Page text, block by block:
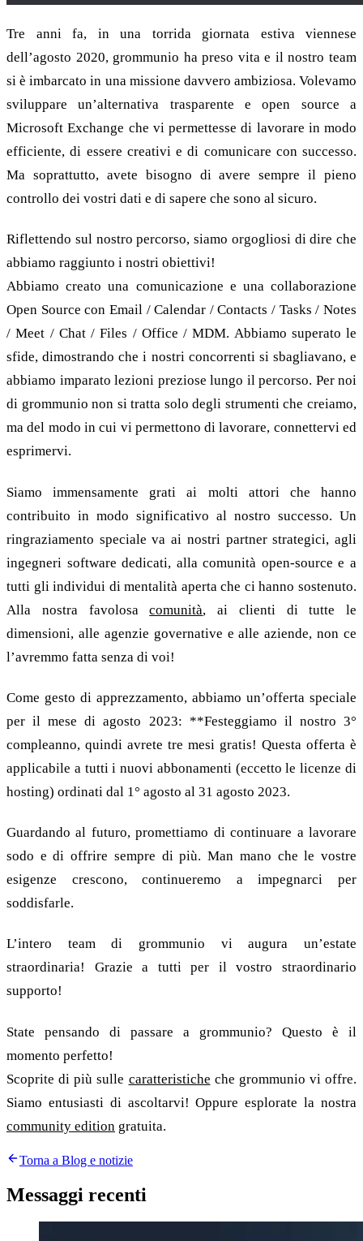
Tre anni fa, in una torrida giornata estiva viennese
dell’agosto 2020, grommunio ha preso vita e il nostro team
si è imbarcato in una missione davvero ambiziosa. Volevamo
sviluppare un’alternativa trasparente e open source a
Microsoft Exchange che vi permettesse di lavorare in modo
efficiente, di essere creativi e di comunicare con successo.
Ma soprattutto, avete bisogno di avere sempre il pieno
controllo dei vostri dati e di sapere che sono al sicuro.
Riflettendo sul nostro percorso, siamo orgogliosi di dire che
abbiamo raggiunto i nostri obiettivi!
Abbiamo creato una comunicazione e una collaborazione
Open Source con Email / Calendar / Contacts / Tasks / Notes
/ Meet / Chat / Files / Office / MDM. Abbiamo superato le
sfide, dimostrando che i nostri concorrenti si sbagliavano, e
abbiamo imparato lezioni preziose lungo il percorso. Per noi
di grommunio non si tratta solo degli strumenti che creiamo,
ma del modo in cui vi permettono di lavorare, connettervi ed
esprimervi.
Siamo immensamente grati ai molti attori che hanno
contribuito in modo significativo al nostro successo. Un
ringraziamento speciale va ai nostri partner strategici, agli
ingegneri software dedicati, alla comunità open-source e a
tutti gli individui di mentalità aperta che ci hanno sostenuto.
Alla nostra favolosacomunità, ai clienti di tutte le
dimensioni, alle agenzie governative e alle aziende, non ce
l’avremmo fatta senza di voi!
Come gesto di apprezzamento, abbiamo un’offerta speciale
per il mese di agosto 2023: **Festeggiamo il nostro 3°
compleanno, quindi avrete tre mesi gratis! Questa offerta è
applicabile a tutti i nuovi abbonamenti (eccetto le licenze di
hosting) ordinati dal 1° agosto al 31 agosto 2023.
Guardando al futuro, promettiamo di continuare a lavorare
sodo e di offrire sempre di più. Man mano che le vostre
esigenze crescono, continueremo a impegnarci per
soddisfarle.
L’intero team di grommunio vi augura un’estate
straordinaria! Grazie a tutti per il vostro straordinario
supporto!
State pensando di passare a grommunio? Questo è il
momento perfetto!
Scoprite di più sulle caratteristiche che grommunio vi offre.
Siamo entusiasti di ascoltarvi! Oppure esplorate la nostra
community edition gratuita.
Torna a Blog e notizie
Messaggi recenti